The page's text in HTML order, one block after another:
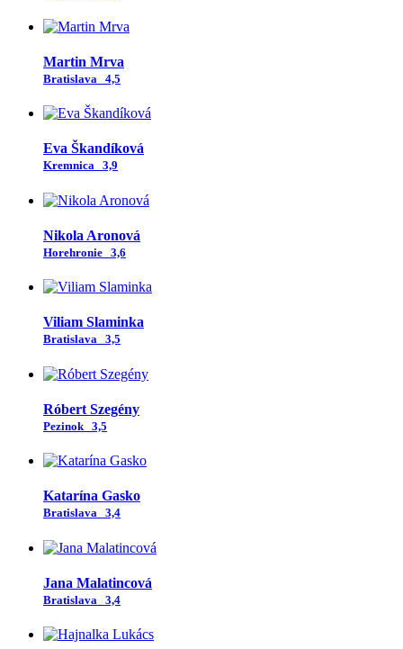
Martin Mrva
Bratislava 4,5
Eva Škandíková
Kremnica 3,9
Nikola Aronová
Horehronie 3,6
Viliam Slaminka
Bratislava 3,5
Róbert Szegény
Pezinok 3,5
Katarína Gasko
Bratislava 3,4
Jana Malatincová
Bratislava 3,4